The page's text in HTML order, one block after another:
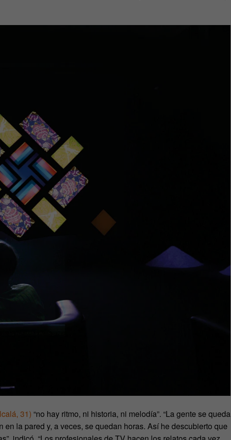
31) “no hay ritmo, ni historia, ni melodía”. “La gente se queda
en la pared y, a veces, se quedan horas. Así he descubierto que